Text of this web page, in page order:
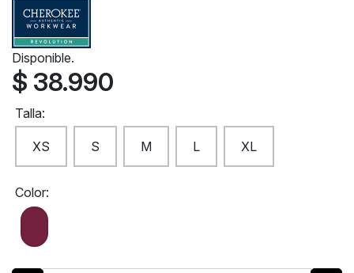
Disponible.
$ 38.990
Talla:
XS S M L XL
Color: